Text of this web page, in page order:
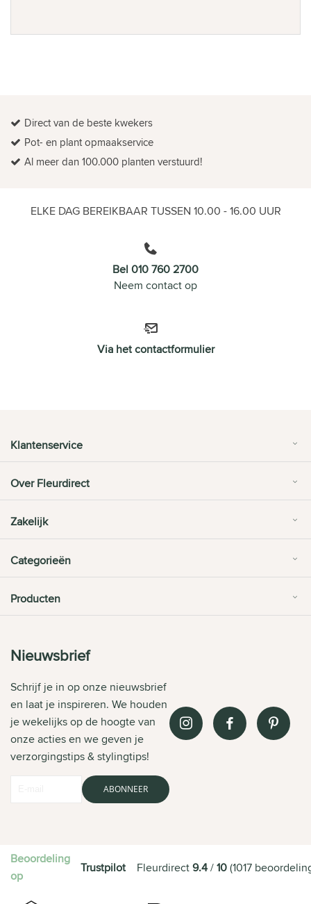
Direct van de beste kwekers
Pot- en plant opmaakservice
Al meer dan 100.000 planten verstuurd!
ELKE DAG BEREIKBAAR TUSSEN 10.00 - 16.00 UUR
Bel 010 760 2700
Neem contact op
Via het contactformulier
Klantenservice
Over Fleurdirect
Zakelijk
Categorieën
Producten
Nieuwsbrief
Schrijf je in op onze nieuwsbrief
en laat je inspireren. We houden
je wekelijks op de hoogte van
onze acties en we geven je
verzorgingstips & stylingtips!
ABONNEER
Beoordeling
op
Trustpilot Fleurdirect9.4/10(1017